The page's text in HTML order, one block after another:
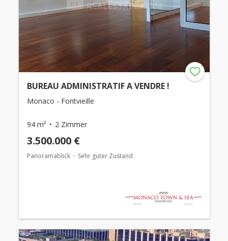
BUREAU ADMINISTRATIF A VENDRE !
Monaco - Fontvieille
94 m² 2 Zimmer
3.500.000 €
Panoramablick Sehr guter Zustand